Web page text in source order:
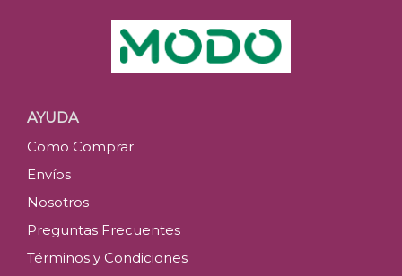
AYUDA
Como Comprar
Envíos
Nosotros
Preguntas Frecuentes
Términos y Condiciones